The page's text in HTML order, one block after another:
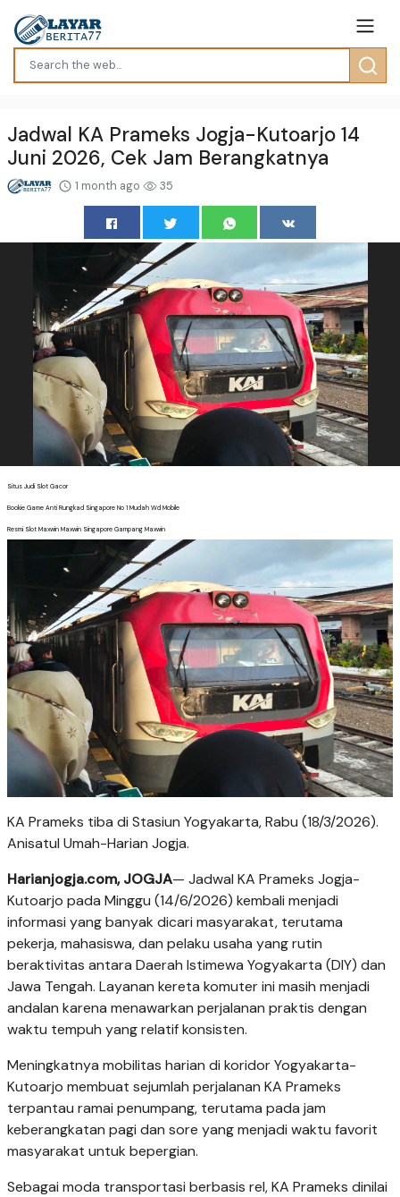
Jadwal KA Prameks Jogja-Kutoarjo 14
Juni 2026, Cek Jam Berangkatnya
1 month ago 35
Situs Judi Slot Gacor
Bookie Game Anti Rungkad Singapore No 1 Mudah Wd Mobile
Resmi Slot Maxwin Maxwin Singapore Gampang Maxwin
KA Prameks tiba di Stasiun Yogyakarta, Rabu (18/3/2026).
Anisatul Umah-Harian Jogja.
Harianjogja.com, JOGJA— Jadwal KA Prameks Jogja-
Kutoarjo pada Minggu (14/6/2026) kembali menjadi
informasi yang banyak dicari masyarakat, terutama
pekerja, mahasiswa, dan pelaku usaha yang rutin
beraktivitas antara Daerah Istimewa Yogyakarta (DIY) dan
Jawa Tengah. Layanan kereta komuter ini masih menjadi
andalan karena menawarkan perjalanan praktis dengan
waktu tempuh yang relatif konsisten.
Meningkatnya mobilitas harian di koridor Yogyakarta-
Kutoarjo membuat sejumlah perjalanan KA Prameks
terpantau ramai penumpang, terutama pada jam
keberangkatan pagi dan sore yang menjadi waktu favorit
masyarakat untuk bepergian.
Sebagai moda transportasi berbasis rel, KA Prameks dinilai